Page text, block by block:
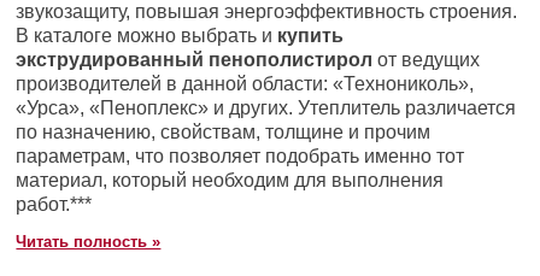
звукозащиту, повышая энергоэффективность строения.
В каталоге можно выбрать и купить
экструдированный пенополистирол от ведущих
производителей в данной области: «Технониколь»,
«Урса», «Пеноплекс» и других. Утеплитель различается
по назначению, свойствам, толщине и прочим
параметрам, что позволяет подобрать именно тот
материал, который необходим для выполнения
работ.***
Читать полность »